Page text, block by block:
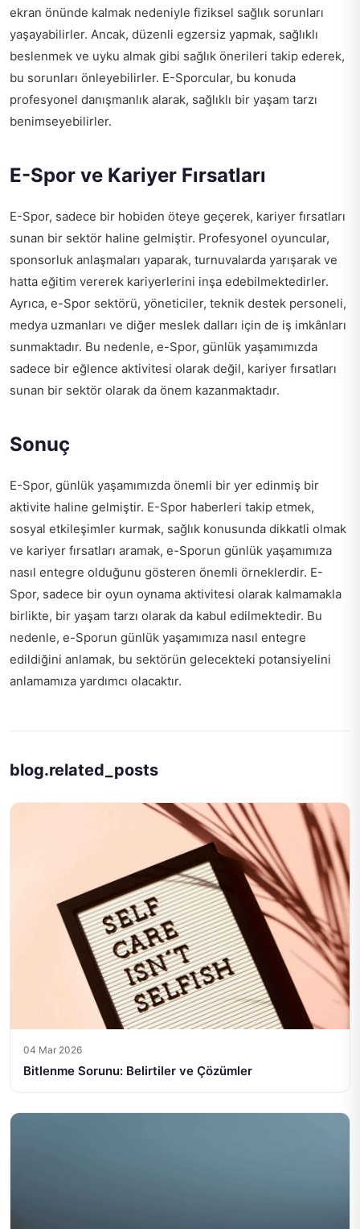
ekran önünde kalmak nedeniyle fiziksel sağlık sorunları
yaşayabilirler. Ancak, düzenli egzersiz yapmak, sağlıklı
beslenmek ve uyku almak gibi sağlık önerileri takip ederek,
bu sorunları önleyebilirler. E-Sporcular, bu konuda
profesyonel danışmanlık alarak, sağlıklı bir yaşam tarzı
benimseyebilirler.
E-Spor ve Kariyer Fırsatları
E-Spor, sadece bir hobiden öteye geçerek, kariyer fırsatları
sunan bir sektör haline gelmiştir. Profesyonel oyuncular,
sponsorluk anlaşmaları yaparak, turnuvalarda yarışarak ve
hatta eğitim vererek kariyerlerini inşa edebilmektedirler.
Ayrıca, e-Spor sektörü, yöneticiler, teknik destek personeli,
medya uzmanları ve diğer meslek dalları için de iş imkânları
sunmaktadır. Bu nedenle, e-Spor, günlük yaşamımızda
sadece bir eğlence aktivitesi olarak değil, kariyer fırsatları
sunan bir sektör olarak da önem kazanmaktadır.
Sonuç
E-Spor, günlük yaşamımızda önemli bir yer edinmiş bir
aktivite haline gelmiştir. E-Spor haberleri takip etmek,
sosyal etkileşimler kurmak, sağlık konusunda dikkatli olmak
ve kariyer fırsatları aramak, e-Sporun günlük yaşamımıza
nasıl entegre olduğunu gösteren önemli örneklerdir. E-
Spor, sadece bir oyun oynama aktivitesi olarak kalmamakla
birlikte, bir yaşam tarzı olarak da kabul edilmektedir. Bu
nedenle, e-Sporun günlük yaşamımıza nasıl entegre
edildiğini anlamak, bu sektörün gelecekteki potansiyelini
anlamamıza yardımcı olacaktır.
blog.related_posts
04 Mar 2026
Bitlenme Sorunu: Belirtiler ve Çözümler